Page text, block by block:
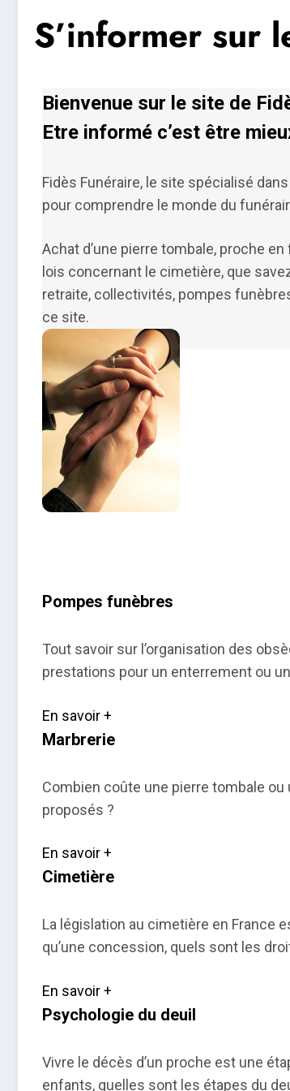
S’informer sur
Bienvenue sur le site de
Etre informé c’est être
Fidès Funéraire, le site spécialisé
pour comprendre le monde du
Achat d’une pierre tombale, proche
lois concernant le cimetière, que
retraite, collectivités, pompes
ce site.
Pompes funèbres
Tout savoir sur l’organisation des
prestations pour un enterrement ou
En savoir +
Marbrerie
Combien coûte une pierre tombale
proposés ?
En savoir +
Cimetière
La législation au cimetière en France
qu’une concession, quels sont les
En savoir +
Psychologie du deuil
Vivre le décès d’un proche est une
enfants, quelles sont les étapes du